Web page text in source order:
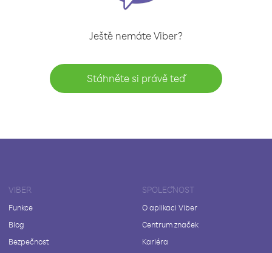
Ještě nemáte Viber?
Stáhněte si právě teď
VIBER
Funkce
Blog
Bezpečnost
SPOLEČNOST
O aplikaci Viber
Centrum značek
Kariéra